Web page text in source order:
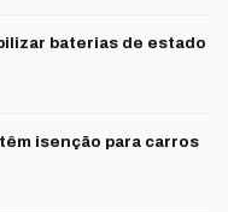
baterias de estado
isenção para carros